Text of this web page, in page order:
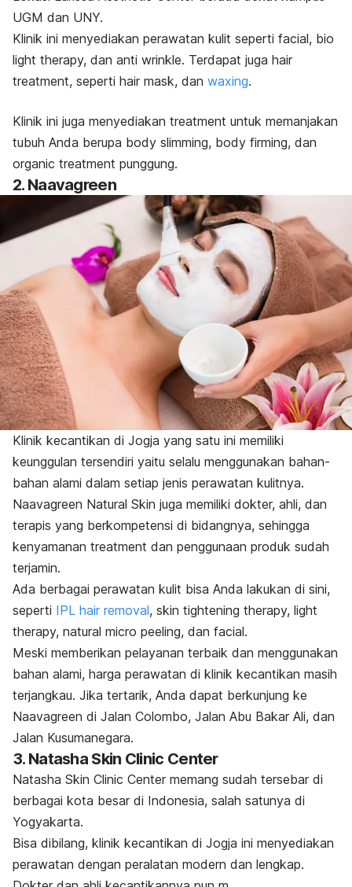
UGM dan UNY.
Klinik ini menyediakan perawatan kulit seperti facial, bio
light therapy, dan anti wrinkle. Terdapat juga hair
treatment, seperti hair mask, dan waxing.
Klinik ini juga menyediakan treatment untuk memanjakan
tubuh Anda berupa body slimming, body firming, dan
organic treatment punggung.
2. Naavagreen
Klinik kecantikan di Jogja yang satu ini memiliki
keunggulan tersendiri yaitu selalu menggunakan bahan-
bahan alami dalam setiap jenis perawatan kulitnya.
Naavagreen Natural Skin juga memiliki dokter, ahli, dan
terapis yang berkompetensi di bidangnya, sehingga
kenyamanan treatment dan penggunaan produk sudah
terjamin.
Ada berbagai perawatan kulit bisa Anda lakukan di sini,
seperti IPL hair removal, skin tightening therapy, light
therapy, natural micro peeling, dan facial.
Meski memberikan pelayanan terbaik dan menggunakan
bahan alami, harga perawatan di klinik kecantikan masih
terjangkau. Jika tertarik, Anda dapat berkunjung ke
Naavagreen di Jalan Colombo, Jalan Abu Bakar Ali, dan
Jalan Kusumanegara.
3. Natasha Skin Clinic Center
Natasha Skin Clinic Center memang sudah tersebar di
berbagai kota besar di Indonesia, salah satunya di
Yogyakarta.
Bisa dibilang, klinik kecantikan di Jogja ini menyediakan
perawatan dengan peralatan modern dan lengkap.